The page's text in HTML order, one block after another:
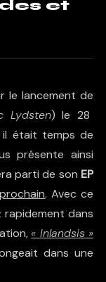
et
le lancement de
Lydsten) le 28
il était temps de
présente ainsi
parti de son EP
. Avec ce
rapidement dans
« Inlandsis »
dans une